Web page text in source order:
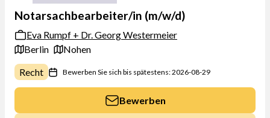
Notarsachbearbeiter/in (m/w/d)
Eva Rumpf + Dr. Georg Westermeier
Berlin
Nohen
Recht
Bewerben Sie sich bis spätestens: 2026-08-29
Bewerben